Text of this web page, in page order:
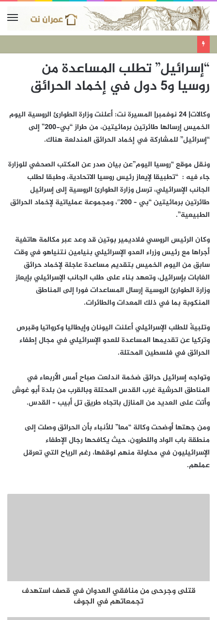
“إسرائيل” تطلب المساعدة من
روسيا و5 دول في إخماد الحرائق
وكالات| 24 نوفمبر| المسيرة نت: أعلنت وزارة الطوارئ الروسية اليوم
الخميس إرسالها طائرتين برمائيتين، من طراز “بي-200” إلى
“إسرائيل” للمشاركة في إخماد الحرائق المندلعة هناك.
ونقل موقع “روسيا اليوم”عن بيان صدر عن المكتب الصحفي للوزارة
جاء فيه : “تطبيقا لإيعاز رئيس روسيا الاتحادية، وطبقا لطلب
الجانب الإسرائيلي، ترسل وزارة الطوارئ الروسية إلى إسرائيل
طائرتين برمائيتين “بي – 200″، ومجموعة عملياتية لإخماد الحرائق
الطبيعية”.
وكان الرئيس الروسي فلاديمير بوتين قد وعد عبر مكالمة هاتفية
أجراها مع رئيس وزراء العدو الإسرائيلي بنيامين نتنياهو في وقت
سابق من اليوم الخميس بتقديم مساعدة عاجلة لإخماد حرائق
الغابات بإسرائيل، وتعهد بناء على طلب الجانب الإسرائيلي بإيعاز
وزارة الطوارئ الروسية إرسال المساعدات فورا إلى المناطق
المنكوبة بما في ذلك المعدات والطائرات.
وتلبيةً للطلب الإسرائيلي أعلنت اليونان وإيطاليا وكرواتيا وقبرص
وتركيا عن تقديمها المساعدة للعدو الإسرائيلي في مجال إطفاء
الحرائق في فلسطين المحتلة.
وتواجه إسرائيل حرائق ضخمة اندلعت صباح أمس الأربعاء في
المناطق الحرشية غرب القدس المحتلة وبالقرب من بلدة أبو غوش
وأتت على العديد من المنازل باتجاه طريق تل أبيب – القدس.
ومن جهتها أوضحت وكالة “معا” للأنباء بأن الحرائق وصلت إلى
منطقة باب الواد واللطرون، حيث يكافحها رجال الإطفاء
الإسرائيليون في محاولة منهم لوقفها، رغم الرياح التي تعرقل
عملهم.
قتلى وجرحى من منافقي العدوان في قصف استهدف
تجمعاتهم في الجوف